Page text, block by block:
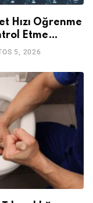
Hızı Öğrenme
Etme
5, 2026